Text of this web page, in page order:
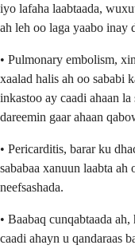
iyo lafaha laabtaada,
ah leh oo laga yaabo inay
• Pulmonary embolism,
xaalad halis ah oo sababi
inkastoo ay caadi ahaan
dareemin gaar ahaan
• Pericarditis, barar ku
sababaa xanuun laabta
neefsashada.
• Baabaq cunqabtaada
caadi ahayn u qandaraas